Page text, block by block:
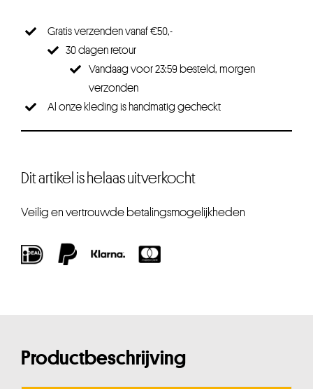
Gratis verzenden vanaf €50,-
30 dagen retour
Vandaag voor 23:59 besteld, morgen
verzonden
Al onze kleding is handmatig gecheckt
Dit artikel is helaas uitverkocht
Veilig en vertrouwde betalingsmogelijkheden
Productbeschrijving